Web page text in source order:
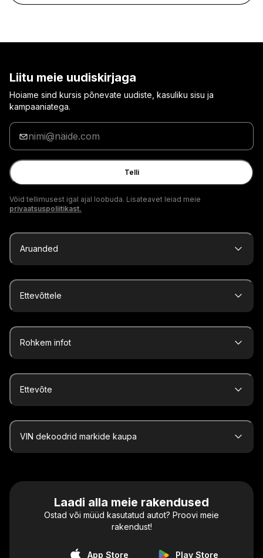
Liitu meie uudiskirjaga
Hoiame sind kursis põnevate uudiste, kasuliku sisu ja
kampaaniatega.
Sisesta
oma
e-
posti
aadress
Telli
Võid tellimusest igal ajal loobuda. Lisateavet leiad meie
privaatsuspoliitikast.
Aruanded
Ettevõttele
Rohkem infot
Ettevõte
VIN dekoodrid markide kaupa
Laadi alla meie rakendused
Ostad või müüd kasutatud autot? Proovi meie
rakendust!
App Store Play Store